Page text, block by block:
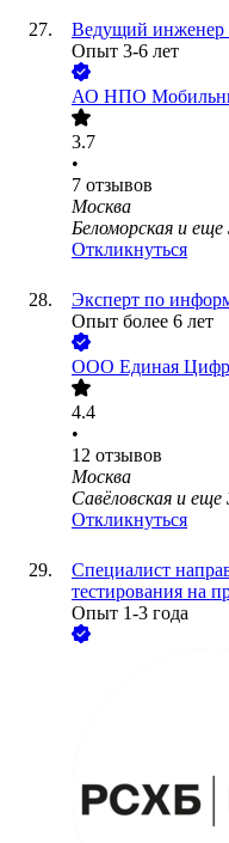
Ведущий инженер
Опыт 3-6 лет
АО НПО
3.7
•
7 отзывов
Москва
Беломорская и еще
Откликнуться
Эксперт по
Опыт более 6 лет
ООО Единая
4.4
•
12 отзывов
Москва
Савёловская и еще
Откликнуться
Специалист
тестирования на
Опыт 1-3 года